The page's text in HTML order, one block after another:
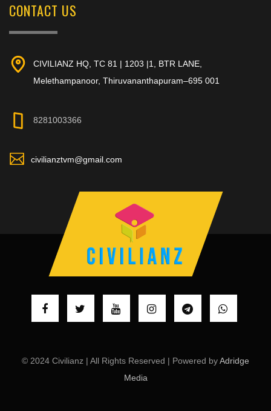
CONTACT US
CIVILIANZ HQ, TC 81 | 1203 |1, BTR LANE,
Melethampanoor, Thiruvananthapuram–695 001
8281003366
civilianztvm@gmail.com
© 2024 Civilianz | All Rights Reserved | Powered byAdridge
Media